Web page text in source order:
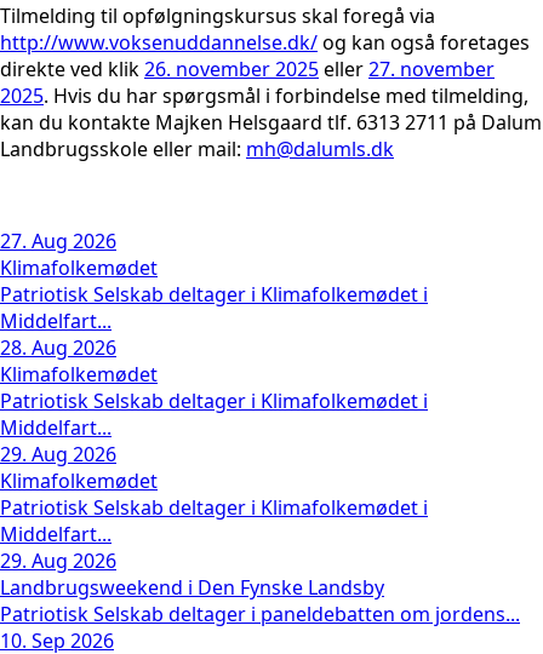
Tilmelding til opfølgningskursus skal foregå via
http://www.voksenuddannelse.dk/og kan også foretages
direkte ved klik26. november 2025eller27. november
2025. Hvis du har spørgsmål i forbindelse med tilmelding,
kan du kontakte Majken Helsgaard tlf. 6313 2711 på Dalum
Landbrugsskole eller mail: mh@dalumls.dk
27. Aug 2026
Klimafolkemødet
Patriotisk Selskab deltager i Klimafolkemødet i
Middelfart...
28. Aug 2026
Klimafolkemødet
Patriotisk Selskab deltager i Klimafolkemødet i
Middelfart...
29. Aug 2026
Klimafolkemødet
Patriotisk Selskab deltager i Klimafolkemødet i
Middelfart...
29. Aug 2026
Landbrugsweekend i Den Fynske Landsby
Patriotisk Selskab deltager i paneldebatten om jordens...
10. Sep 2026